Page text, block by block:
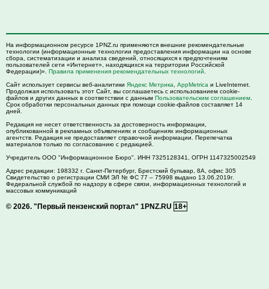
На информационном ресурсе 1PNZ.ru применяются внешние рекомендательные
технологии (информационные технологии предоставления информации на основе
сбора, систематизации и анализа сведений, относящихся к предпочтениям
пользователей сети «Интернет», находящихся на территории Российской
Федерации)». Правила применения рекомендательных технологий
Сайт использует сервисы веб-аналитики Яндекс Метрика AppMetrica и LiveInternet.
Продолжая использовать этот Сайт, вы соглашаетесь с использованием cookie-
файлов и других данных в соответствии с данным Пользовательским соглашением
Срок обработки персональных данных при помощи cookie-файлов составляет 14
дней.
Редакция не несет ответственность за достоверность информации,
опубликованной в рекламных объявлениях и сообщениях информационных
агентств. Редакция не предоставляет справочной информации. Перепечатка
материалов только по согласованию с редакцией.
Учредитель ООО "Информационное Бюро". ИНН 7325128341, ОГРН 1147325002549
Адрес редакции: 198332 г. Санкт-Петербург, Брестский бульвар, 8А, офис 305
Свидетельство о регистрации СМИ ЭЛ № ФС 77 – 75998 выдано 13.06.2019г.
Федеральной службой по надзору в сфере связи, информационных технологий и
массовых коммуникаций
© 2026. "Первый пензенский портал" 1PNZ.RU 18+